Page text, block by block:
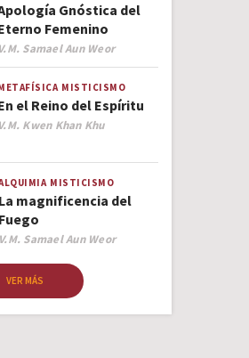
Gnóstica del
Femenino
Author
V.M. Samael Aun Weor
MISTICISMO
el Reino del Espíritu
Author
V.M. Kwen Khan Khu
MISTICISMO
La magnificencia del
Fuego
Author
V.M. Samael Aun Weor
VER MÁS